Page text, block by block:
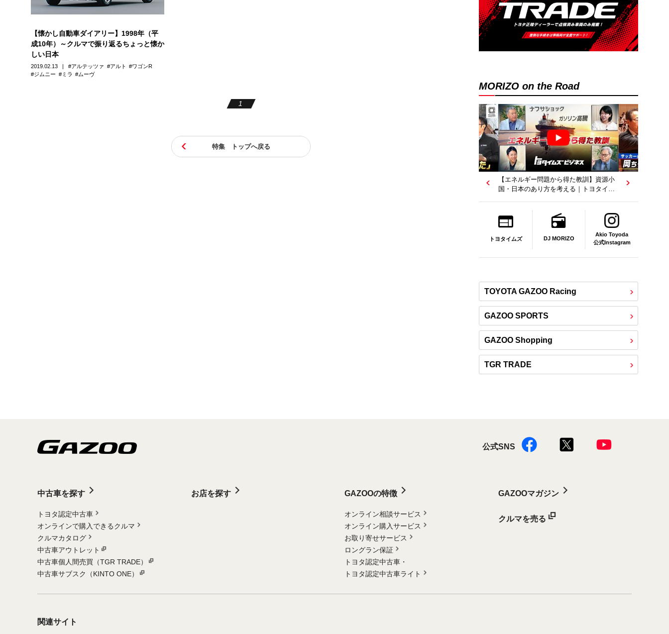
【懐かし自動車ダイアリー】1998年（平
成10年）～クルマで振り返るちょっと懐か
しい日本
2019.02.13 アルテッツァ アルト
ワゴンR
ジムニー
ミラ ムーヴ
1
特集 トップへ戻る
MORIZO on the Road
【エネルギー問題から得た教訓】資源小
国・日本のあり方を考える｜トヨタイム
トヨタイムズ DJ MORIZO
Akio Toyoda
公式Instagram
TOYOTA GAZOO Racing
GAZOO SPORTS
GAZOO Shopping
TGR TRADE
公式SNS
中古車を探す
トヨタ認定中古車
オンラインで購入できるクルマ
クルマカタログ
中古車アウトレット
中古車個人間売買（TGR TRADE）
中古車サブスク（KINTO ONE）
お店を探す GAZOOの特徴
オンライン相談サービス
オンライン購入サービス
お取り寄せサービス
ロングラン保証
トヨタ認定中古車・
トヨタ認定中古車ライト
GAZOOマガジン
クルマを売る
関連サイト